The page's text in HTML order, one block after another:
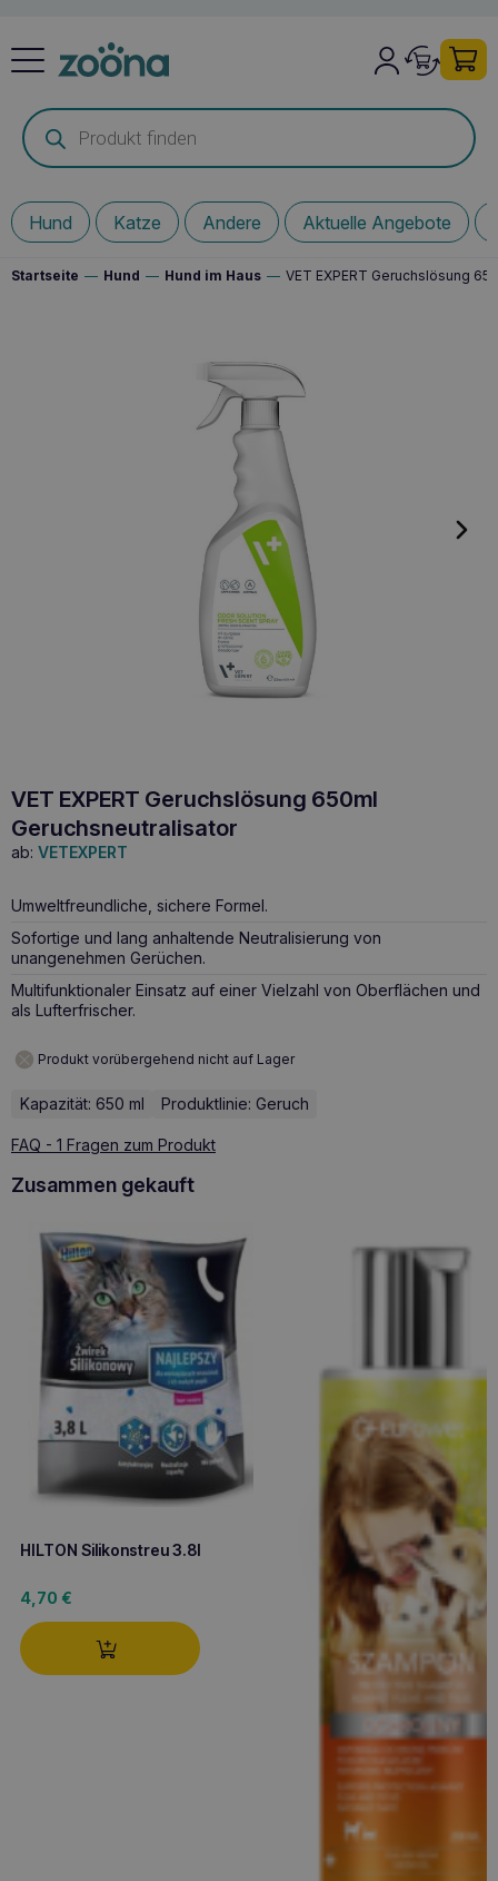
Products
search
Hund Katze Andere Aktuelle Angebote
Startseite — Hund — Hund im Haus — VET EXPERT Geruchslösung
VET EXPERT Geruchslösung 650ml
Geruchsneutralisator
ab: VETEXPERT
Umweltfreundliche, sichere Formel.
Sofortige und lang anhaltende Neutralisierung von
unangenehmen Gerüchen.
Multifunktionaler Einsatz auf einer Vielzahl von Oberflächen und
als Lufterfrischer.
Produkt vorübergehend nicht auf Lager
Kapazität: 650 ml Produktlinie: Geruch
FAQ - 1 Fragen zum Produkt
Zusammen gekauft
HILTON Silikonstreu 3.8l
4,70 €